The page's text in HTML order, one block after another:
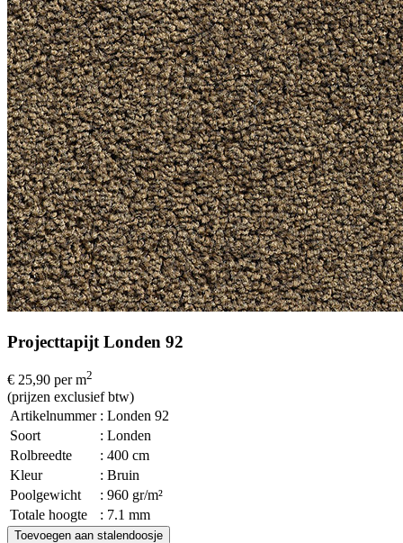
Projecttapijt Londen 92
€ 25,90 per m2
(prijzen exclusief btw)
Artikelnummer : Londen 92
Soort
: Londen
Rolbreedte
: 400 cm
Kleur
: Bruin
Poolgewicht
: 960 gr/m²
Totale hoogte
: 7.1 mm
Toevoegen aan stalendoosje